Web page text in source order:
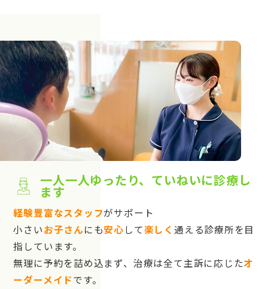
一人一人ゆったり、ていねいに診療し
ます
経験豊富なスタッフがサポート
小さいお子さんにも安心して楽しく 通える診療所を目
指しています。
無理に予約を詰め込まず、治療は全て主訴に応じたオ
ーダーメイドです。